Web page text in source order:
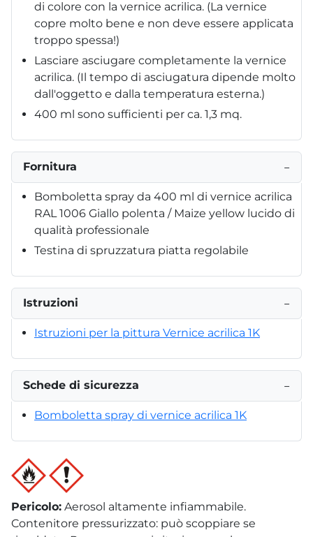
di colore con la vernice acrilica. (La vernice
copre molto bene e non deve essere applicata
troppo spessa!)
Lasciare asciugare completamente la vernice
acrilica. (Il tempo di asciugatura dipende molto
dall'oggetto e dalla temperatura esterna.)
400 ml sono sufficienti per ca. 1,3 mq.
Fornitura −
Bomboletta spray da 400 ml di vernice acrilica
RAL 1006 Giallo polenta / Maize yellow lucido di
qualità professionale
Testina di spruzzatura piatta regolabile
Istruzioni −
Istruzioni per la pittura Vernice acrilica 1K
Schede di sicurezza −
Bomboletta spray di vernice acrilica 1K
Pericolo: Aerosol altamente infiammabile.
Contenitore pressurizzato: può scoppiare se